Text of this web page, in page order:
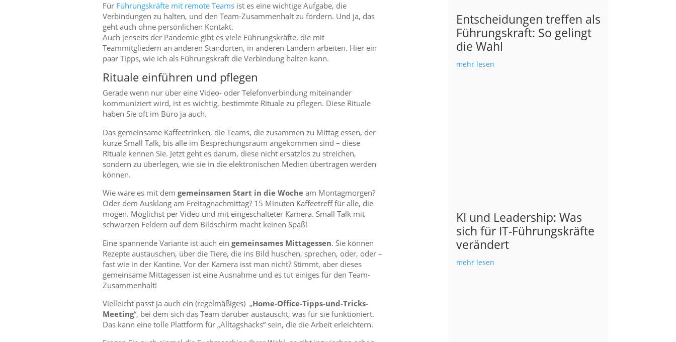
Für Führungskräfte mit remote Teams ist es eine wichtige Aufgabe, die
Verbindungen zu halten, und den Team-Zusammenhalt zu fördern. Und ja, das
geht auch ohne persönlichen Kontakt.
Auch jenseits der Pandemie gibt es viele Führungskräfte, die mit
Teammitgliedern an anderen Standorten, in anderen Ländern arbeiten. Hier ein
paar Tipps, wie ich als Führungskraft die Verbindung halten kann.
Rituale einführen und pflegen
Gerade wenn nur über eine Video- oder Telefonverbindung miteinander
kommuniziert wird, ist es wichtig, bestimmte Rituale zu pflegen. Diese Rituale
haben Sie oft im Büro ja auch.
Das gemeinsame Kaffeetrinken, die Teams, die zusammen zu Mittag essen, der
kurze Small Talk, bis alle im Besprechungsraum angekommen sind – diese
Rituale kennen Sie. Jetzt geht es darum, diese nicht ersatzlos zu streichen,
sondern zu überlegen, wie sie in die elektronischen Medien übertragen werden
können.
Wie wäre es mit demgemeinsamen Start in die Wocheam Montagmorgen?
Oder dem Ausklang am Freitagnachmittag? 15 Minuten Kaffeetreff für alle, die
mögen. Möglichst per Video und mit eingeschalteter Kamera. Small Talk mit
schwarzen Feldern auf dem Bildschirm macht keinen Spaß!
Eine spannende Variante ist auch eingemeinsames Mittagessen. Sie können
Rezepte austauschen, über die Tiere, die ins Bild huschen, sprechen, oder, oder –
fast wie in der Kantine. Vor der Kamera isst man nicht? Stimmt, aber dieses
gemeinsame Mittagessen ist eine Ausnahme und es tut einiges für den Team-
Zusammenhalt!
Vielleicht passt ja auch ein (regelmäßiges) „Home-Office-Tipps-und-Tricks-
Meeting“, bei dem sich das Team darüber austauscht, was für sie funktioniert.
Das kann eine tolle Plattform für „Alltagshacks“ sein, die die Arbeit erleichtern.
Entscheidungen treffen als
Führungskraft: So gelingt
die Wahl
mehr lesen
KI und Leadership: Was
sich für IT-Führungskräfte
verändert
mehr lesen